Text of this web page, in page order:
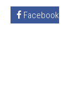
Facebook